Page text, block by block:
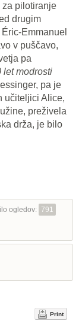
za pilotiranje
drugim
Emmanuel
v puščavo,
pa
let modrosti
pa je
učiteljici Alice,
preživela
drža, je bilo
ogledov: 791
Print